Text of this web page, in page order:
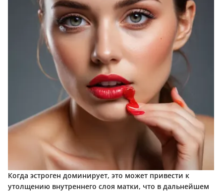
Когда эстроген доминирует, это может привести к
утолщению внутреннего слоя матки, что в дальнейшем